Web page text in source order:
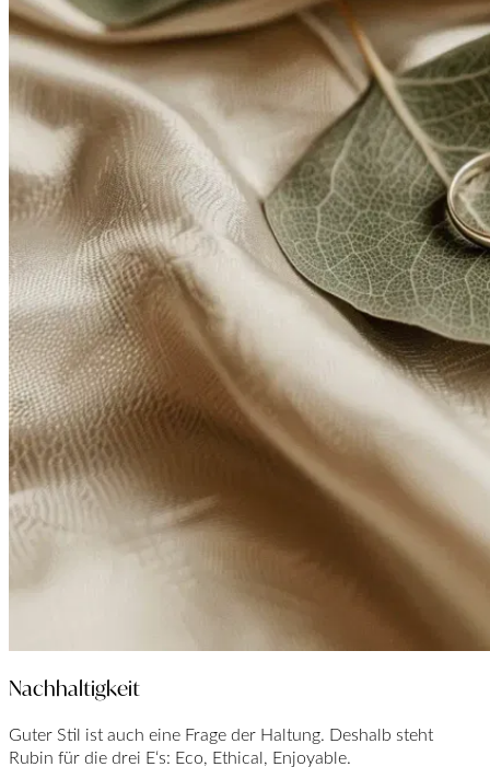
Nachhaltigkeit
Guter Stil ist auch eine Frage der Haltung. Deshalb steht
Rubin für die drei E‘s: Eco, Ethical, Enjoyable.